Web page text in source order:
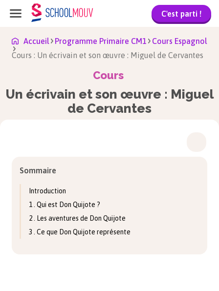
C'est parti !
Accueil Programme Primaire CM1
Cours Espagnol
Cours : Un écrivain et son œuvre : Miguel de Cervantes
Cours
Un écrivain et son œuvre : Miguel
de Cervantes
Sommaire
Introduction
1 . Qui est Don Quijote ?
2 . Les aventures de Don Quijote
3 . Ce que Don Quijote représente